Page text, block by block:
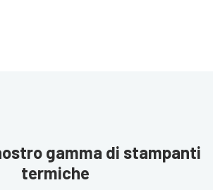
gamma di stampanti
termiche